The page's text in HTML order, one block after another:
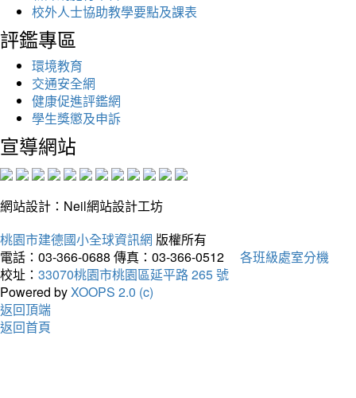
校外人士協助教學要點及課表
評鑑專區
環境教育
交通安全網
健康促進評鑑網
學生獎懲及申訴
宣導網站
網站設計：Neil網站設計工坊
桃園市建德國小全球資訊網 版權所有
電話：03-366-0688 傳真：03-366-0512
各班級處室分機
校址： 33070桃園市桃園區延平路 265 號
Powered byXOOPS 2.0 (c)
返回頂端
返回首頁